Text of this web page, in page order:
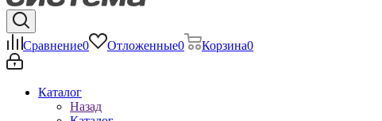
Сравнение0 Отложенные0 Корзина0
Каталог
Назад